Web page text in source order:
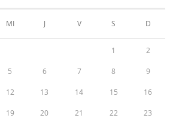
MI J V S D
1 2
5 6 7 8 9
12 13 14 15 16
19 20 21 22 23